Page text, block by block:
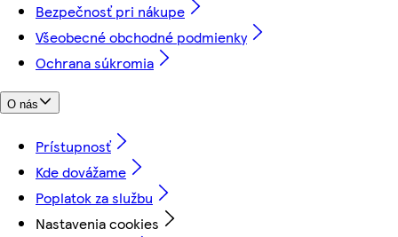
Bezpečnosť pri nákupe
Všeobecné obchodné podmienky
Ochrana súkromia
O nás
Prístupnosť
Kde dovážame
Poplatok za službu
Nastavenia cookies